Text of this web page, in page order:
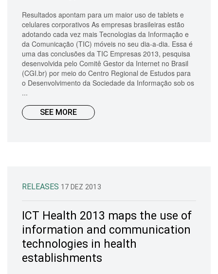
Resultados apontam para um maior uso de tablets e
celulares corporativos As empresas brasileiras estão
adotando cada vez mais Tecnologias da Informação e
da Comunicação (TIC) móveis no seu dia-a-dia. Essa é
uma das conclusões da TIC Empresas 2013, pesquisa
desenvolvida pelo Comitê Gestor da Internet no Brasil
(CGI.br) por meio do Centro Regional de Estudos para
o Desenvolvimento da Sociedade da Informação sob os
...
SEE MORE
RELEASES 17 DEZ 2013
ICT Health 2013 maps the use of
information and communication
technologies in health
establishments